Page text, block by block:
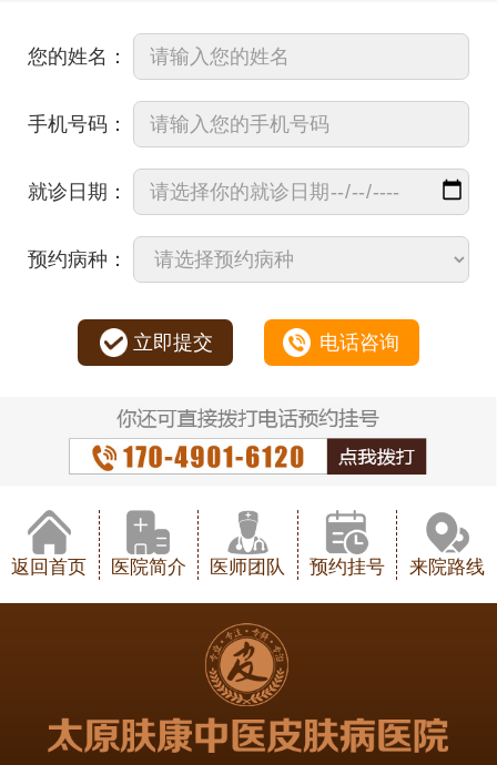
您的姓名：
手机号码：
就诊日期：
预约病种：
立即提交 电话咨询
返回首页 医院简介 医师团队 预约挂号 来院路线